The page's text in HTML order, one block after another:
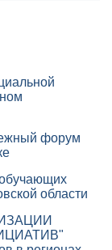
форум
области